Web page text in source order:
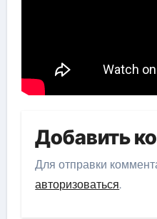
Добавить
Для отправки
авторизоваться.